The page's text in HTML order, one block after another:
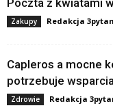
Poczta z kwiatami
Zakupy Redakcja
Capleros a mocne
potrzebuje
Zdrowie Redakcja